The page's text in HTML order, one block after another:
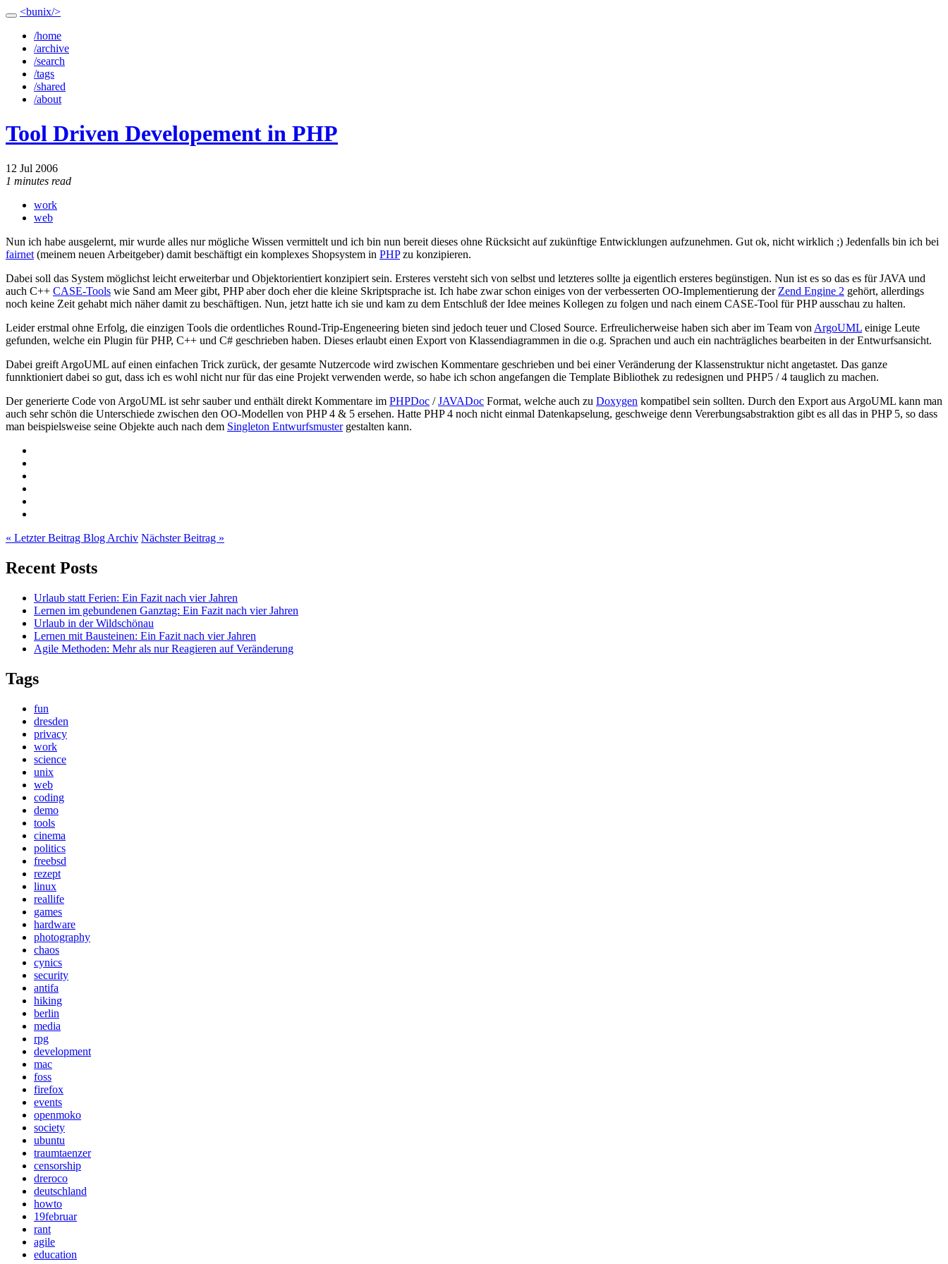
<bunix/>
/home
/archive
/search
/tags
/shared
/about
Tool Driven Developement in PHP
12 Jul 2006
1 minutes read
work
web
Nun ich habe ausgelernt, mir wurde alles nur mögliche Wissen vermittelt und ich bin nun bereit dieses ohne Rücksicht auf zukünftige Entwicklungen aufzunehmen. Gut ok, nicht wirklich ;) Jedenfalls bin ich bei
fairnet (meinem neuen Arbeitgeber) damit beschäftigt ein komplexes Shopsystem in PHPzu konzipieren.
Dabei soll das System möglichst leicht erweiterbar und Objektorientiert konzipiert sein. Ersteres versteht sich von selbst und letzteres sollte ja eigentlich ersteres begünstigen. Nun ist es so das es für JAVA und
auch C++ CASE-Tools wie Sand am Meer gibt, PHP aber doch eher die kleine Skriptsprache ist. Ich habe zwar schon einiges von der verbesserten OO-Implementierung der Zend Engine 2 gehört, allerdings
noch keine Zeit gehabt mich näher damit zu beschäftigen. Nun, jetzt hatte ich sie und kam zu dem Entschluß der Idee meines Kollegen zu folgen und nach einem CASE-Tool für PHP ausschau zu halten.
Leider erstmal ohne Erfolg, die einzigen Tools die ordentliches Round-Trip-Engeneering bieten sind jedoch teuer und Closed Source. Erfreulicherweise haben sich aber im Team von ArgoUML einige Leute
gefunden, welche ein Plugin für PHP, C++ und C# geschrieben haben. Dieses erlaubt einen Export von Klassendiagrammen in die o.g. Sprachen und auch ein nachträgliches bearbeiten in der Entwurfsansicht.
Dabei greift ArgoUML auf einen einfachen Trick zurück, der gesamte Nutzercode wird zwischen Kommentare geschrieben und bei einer Veränderung der Klassenstruktur nicht angetastet. Das ganze
funnktioniert dabei so gut, dass ich es wohl nicht nur für das eine Projekt verwenden werde, so habe ich schon angefangen die Template Bibliothek zu redesignen und PHP5 / 4 tauglich zu machen.
Der generierte Code von ArgoUML ist sehr sauber und enthält direkt Kommentare im PHPDoc /JAVADoc Format, welche auch zu Doxygen kompatibel sein sollten. Durch den Export aus ArgoUML kann man
auch sehr schön die Unterschiede zwischen den OO-Modellen von PHP 4 & 5 ersehen. Hatte PHP 4 noch nicht einmal Datenkapselung, geschweige denn Vererbungsabstraktion gibt es all das in PHP 5, so dass
man beispielsweise seine Objekte auch nach dem Singleton Entwurfsmustergestalten kann.
« Letzter Beitrag Blog Archiv Nächster Beitrag »
Recent Posts
Urlaub statt Ferien: Ein Fazit nach vier Jahren
Lernen im gebundenen Ganztag: Ein Fazit nach vier Jahren
Urlaub in der Wildschönau
Lernen mit Bausteinen: Ein Fazit nach vier Jahren
Agile Methoden: Mehr als nur Reagieren auf Veränderung
Tags
fun
dresden
privacy
work
science
unix
web
coding
demo
tools
cinema
politics
freebsd
rezept
linux
reallife
games
hardware
photography
chaos
cynics
security
antifa
hiking
berlin
media
rpg
development
mac
foss
firefox
events
openmoko
society
ubuntu
traumtaenzer
censorship
dreroco
deutschland
howto
19februar
rant
agile
education